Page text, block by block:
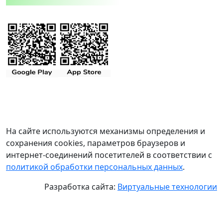
На сайте используются механизмы определения и
сохранения cookies, параметров браузеров и
интернет-соединений посетителей в соответствии с
политикой обработки персональных данных.
Разработка сайта: Виртуальные технологии